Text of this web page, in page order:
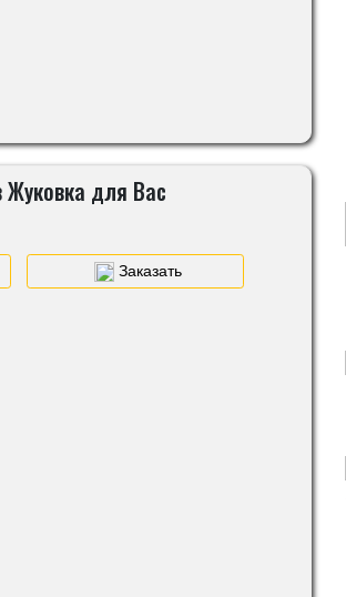
Жуковка для Вас
Заказать